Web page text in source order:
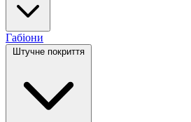
Габіони
Штучне покриття